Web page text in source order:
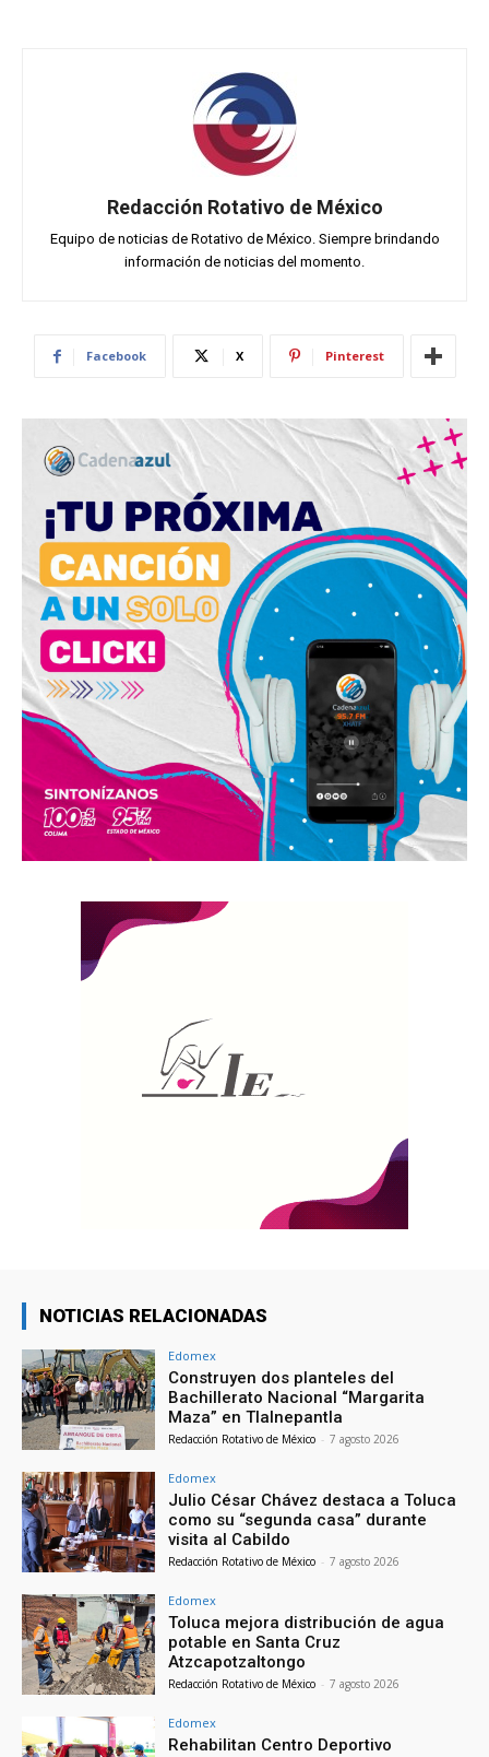
Redacción Rotativo de México
Equipo de noticias de Rotativo de México. Siempre brindando
información de noticias del momento.
Facebook X Pinterest
NOTICIAS RELACIONADAS
Edomex
Construyen dos planteles del
Bachillerato Nacional “Margarita
Maza” en Tlalnepantla
Redacción Rotativo de México - 7 agosto 2026
Edomex
Julio César Chávez destaca a Toluca
como su “segunda casa” durante
visita al Cabildo
Redacción Rotativo de México - 7 agosto 2026
Edomex
Toluca mejora distribución de agua
potable en Santa Cruz
Atzcapotzaltongo
Redacción Rotativo de México - 7 agosto 2026
Edomex
Rehabilitan Centro Deportivo